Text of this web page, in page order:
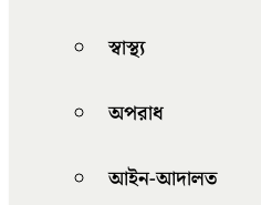
স্বাস্থ্য
অপরাধ
আইন-আদালত